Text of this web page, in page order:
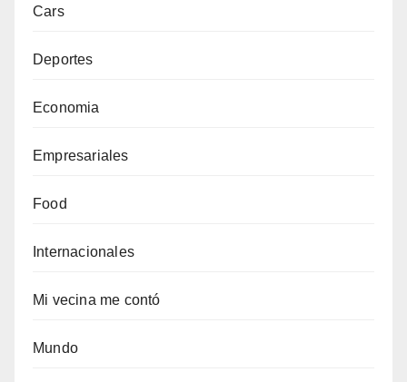
Cars
Deportes
Economia
Empresariales
Food
Internacionales
Mi vecina me contó
Mundo